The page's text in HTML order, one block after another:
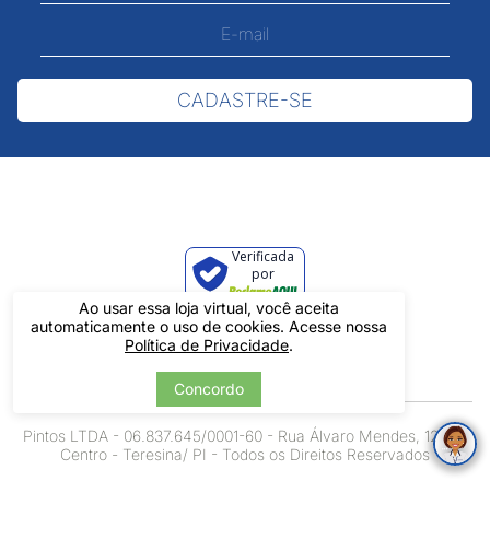
Ao usar essa loja virtual, você aceita
automaticamente o uso de cookies. Acesse nossa
Política de Privacidade.
Concordo
CADASTRE-SE
Verificada
por
Pintos LTDA - 06.837.645/0001-60 - Rua Álvaro Mendes, 1237 -
Centro - Teresina/ PI - Todos os Direitos Reservados